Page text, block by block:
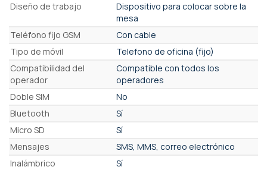
Diseño de trabajo
Dispositivo para colocar sobre la
mesa
Teléfono fijo GSM
Con cable
Tipo de móvil
Telefono de oficina (fijo)
Compatibilidad del
operador
Compatible con todos los
operadores
Doble SIM
No
Bluetooth
Sí
Micro SD
Sí
Mensajes
SMS, MMS, correo electrónico
Inalámbrico
Sí